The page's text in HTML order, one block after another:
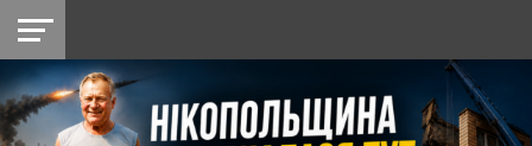
НІКОПОЛЬ
РАЙОН
СІЧЕСЛАВСЬКА
УКРАЇНА
РЕТРО
НІКОПОЛЬ
ЛАЙТ
УКРАЇНА
ДОПОМОГА
РАДІО